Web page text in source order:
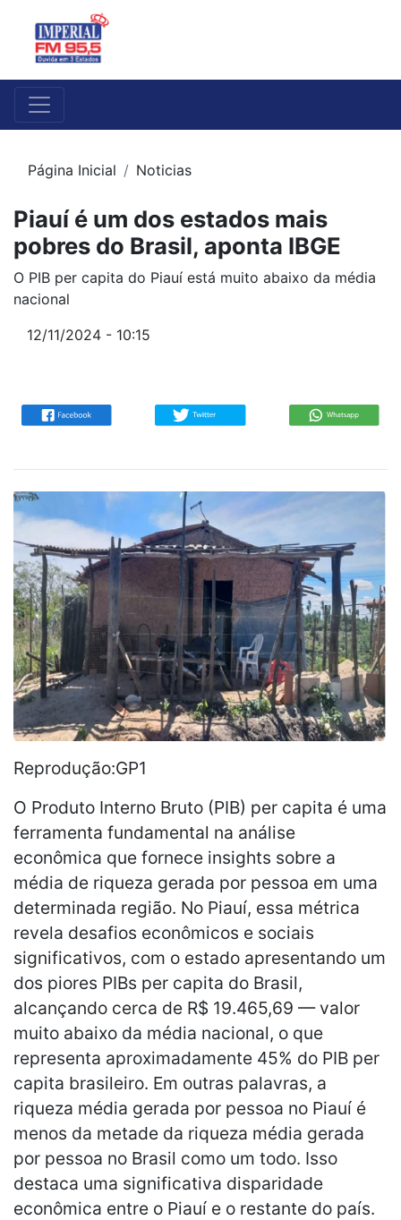
Página Inicial Noticias
Piauí é um dos estados mais
pobres do Brasil, aponta IBGE
O PIB per capita do Piauí está muito abaixo da média
nacional
12/11/2024 - 10:15
Reprodução:GP1
O Produto Interno Bruto (PIB) per capita é uma
ferramenta fundamental na análise
econômica que fornece insights sobre a
média de riqueza gerada por pessoa em uma
determinada região. No Piauí, essa métrica
revela desafios econômicos e sociais
significativos, com o estado apresentando um
dos piores PIBs per capita do Brasil,
alcançando cerca de R$ 19.465,69 — valor
muito abaixo da média nacional, o que
representa aproximadamente 45% do PIB per
capita brasileiro. Em outras palavras, a
riqueza média gerada por pessoa no Piauí é
menos da metade da riqueza média gerada
por pessoa no Brasil como um todo. Isso
destaca uma significativa disparidade
econômica entre o Piauí e o restante do país.